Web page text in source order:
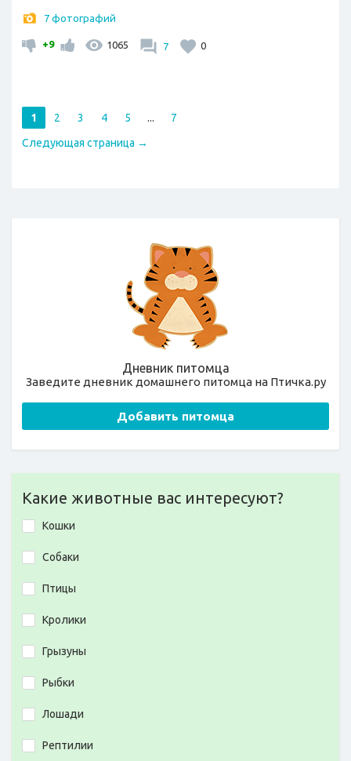
7 фотографий
+9 1065 7 0
1 2 3 4 5 ...
7
Следующая страница →
Дневник питомца
Заведите дневник домашнего питомца на Птичка.ру
Добавить питомца
Какие животные вас интересуют?
Кошки
Собаки
Птицы
Кролики
Грызуны
Рыбки
Лошади
Рептилии